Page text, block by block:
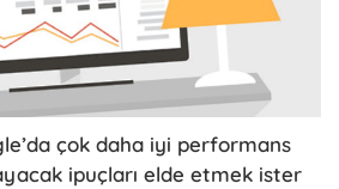
çok daha iyi performans
ipuçları elde etmek ister